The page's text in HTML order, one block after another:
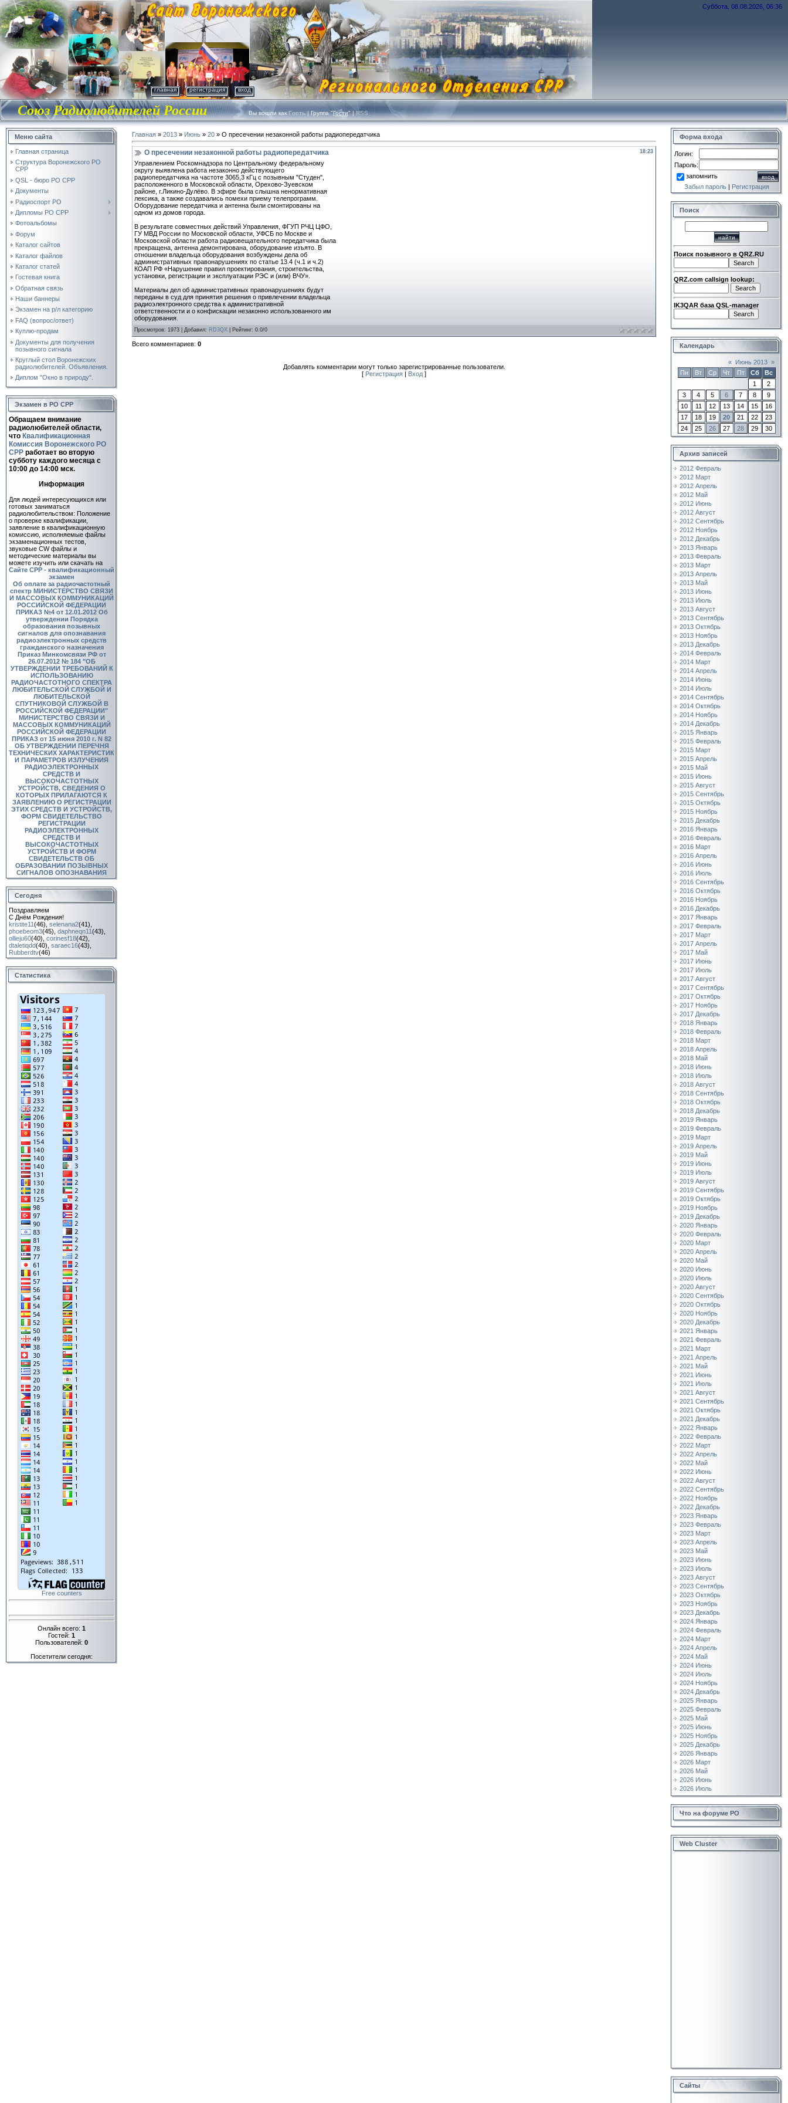
Суббота, 08.08.2026, 06:36
главная регистрация вход
Союз Радиолюбителей России Вы вошли какГость| Группа "Гости" |RSS
Меню сайта
Главная страница
Структура Воронежского РО
СРР
QSL - бюро РО СРР
Документы
Радиоспорт РО
Дипломы РО СРР
Фотоальбомы
Форум
Каталог сайтов
Каталог файлов
Каталог статей
Гостевая книга
Обратная связь
Наши баннеры
Экзамен на р/л категорию
FAQ (вопрос/ответ)
Куплю-продам
Документы для получения
позывного сигнала
Круглый стол Воронежских
радиолюбителей. Объявления.
Диплом "Окно в природу".
Экзамен в РО СРР
Обращаем внимание
радиолюбителей области,
что Квалификационная
Комиссия Воронежского РО
СРР работает во вторую
субботу каждого месяца c
10:00 до 14:00 мск.
Информация
Для людей интересующихся или
готовых заниматься
радиолюбительством: Положение
о проверке квалификации,
заявление в квалификационную
комиссию, исполняемые файлы
экзаменационных тестов,
звуковые CW файлы и
методические материалы вы
можете изучить или скачать на
Сайте СРР - квалификационный
экзамен
Об оплате за радиочастотный
спектр МИНИСТЕРСТВО СВЯЗИ
И МАССОВЫХ КОММУНИКАЦИЙ
РОССИЙСКОЙ ФЕДЕРАЦИИ
ПРИКАЗ №4 от 12.01.2012 Об
утверждении Порядка
образования позывных
сигналов для опознавания
радиоэлектронных средств
гражданского назначения
Приказ Минкомсвязи РФ от
26.07.2012 № 184 "ОБ
УТВЕРЖДЕНИИ ТРЕБОВАНИЙ К
ИСПОЛЬЗОВАНИЮ
РАДИОЧАСТОТНОГО СПЕКТРА
ЛЮБИТЕЛЬСКОЙ СЛУЖБОЙ И
ЛЮБИТЕЛЬСКОЙ
СПУТНИКОВОЙ СЛУЖБОЙ В
РОССИЙСКОЙ ФЕДЕРАЦИИ"
МИНИСТЕРСТВО СВЯЗИ И
МАССОВЫХ КОММУНИКАЦИЙ
РОССИЙСКОЙ ФЕДЕРАЦИИ
ПРИКАЗ от 15 июня 2010 г. N 82
ОБ УТВЕРЖДЕНИИ ПЕРЕЧНЯ
ТЕХНИЧЕСКИХ ХАРАКТЕРИСТИК
И ПАРАМЕТРОВ ИЗЛУЧЕНИЯ
РАДИОЭЛЕКТРОННЫХ
СРЕДСТВ И
ВЫСОКОЧАСТОТНЫХ
УСТРОЙСТВ, СВЕДЕНИЯ О
КОТОРЫХ ПРИЛАГАЮТСЯ К
ЗАЯВЛЕНИЮ О РЕГИСТРАЦИИ
ЭТИХ СРЕДСТВ И УСТРОЙСТВ,
ФОРМ СВИДЕТЕЛЬСТВО
РЕГИСТРАЦИИ
РАДИОЭЛЕКТРОННЫХ
СРЕДСТВ И
ВЫСОКОЧАСТОТНЫХ
УСТРОЙСТВ И ФОРМ
СВИДЕТЕЛЬСТВ ОБ
ОБРАЗОВАНИИ ПОЗЫВНЫХ
СИГНАЛОВ ОПОЗНАВАНИЯ
Сегодня
Поздравляем
С Днём Рождения!
kristite11(46) selenana2(41)
phoebeom3(45) daphneqn11(43)
ollieju60(40) corinesf18(42)
dtaletiqdd(40) saraec16(43)
Rubberdtv(46)
Статистика
Free counters
Онлайн всего: 1
Гостей: 1
Пользователей: 0
Посетители сегодня:
Главная » 2013 » Июнь » 20 » О пресечении незаконной работы радиопередатчика
18:23
О пресечении незаконной работы радиопередатчика
Управлением Роскомнадзора по Центральному федеральному
округу выявлена работа незаконно действующего
радиопередатчика на частоте 3065,3 кГц с позывным "Студен",
расположенного в Московской области, Орехово-Зуевском
районе, г.Ликино-Дулёво. В эфире была слышна ненормативная
лексика, а также создавались помехи приему телепрограмм.
Оборудование передатчика и антенна были смонтированы на
одном из домов города.
В результате совместных действий Управления, ФГУП РЧЦ ЦФО,
ГУ МВД России по Московской области, УФСБ по Москве и
Московской области работа радиовещательного передатчика была
прекращена, антенна демонтирована, оборудование изъято. В
отношении владельца оборудования возбуждены дела об
административных правонарушениях по статье 13.4 (ч.1 и ч.2)
КОАП РФ «Нарушение правил проектирования, строительства,
установки, регистрации и эксплуатации РЭС и (или) ВЧУ».
Материалы дел об административных правонарушениях будут
переданы в суд для принятия решения о привлечении владельца
радиоэлектронного средства к административной
ответственности и о конфискации незаконно использованного им
оборудования.
Просмотров: 1973 | Добавил: RD3QX Рейтинг: 0.0/0
Всего комментариев: 0
Добавлять комментарии могут только зарегистрированные пользователи.
[ Регистрация | Вход ]
Форма входа
Логин:
Пароль:
запомнить
Забыл пароль| Регистрация
Поиск
Поиск позывного в QRZ.RU
QRZ.com callsign lookup:
IK3QAR база QSL-manager
Календарь
« Июнь 2013 »
Пн
Вт Ср Чт Пт Сб
Вс
1
2
3
4 5 6 7 8
9
10
11 12 13 14 15
16
17
18 19 20 21 22
23
24
25 26 27 28 29 30
Архив записей
2012 Февраль
2012 Март
2012 Апрель
2012 Май
2012 Июнь
2012 Август
2012 Сентябрь
2012 Ноябрь
2012 Декабрь
2013 Январь
2013 Февраль
2013 Март
2013 Апрель
2013 Май
2013 Июнь
2013 Июль
2013 Август
2013 Сентябрь
2013 Октябрь
2013 Ноябрь
2013 Декабрь
2014 Февраль
2014 Март
2014 Апрель
2014 Июнь
2014 Июль
2014 Сентябрь
2014 Октябрь
2014 Ноябрь
2014 Декабрь
2015 Январь
2015 Февраль
2015 Март
2015 Апрель
2015 Май
2015 Июнь
2015 Август
2015 Сентябрь
2015 Октябрь
2015 Ноябрь
2015 Декабрь
2016 Январь
2016 Февраль
2016 Март
2016 Апрель
2016 Июнь
2016 Июль
2016 Сентябрь
2016 Октябрь
2016 Ноябрь
2016 Декабрь
2017 Январь
2017 Февраль
2017 Март
2017 Апрель
2017 Май
2017 Июнь
2017 Июль
2017 Август
2017 Сентябрь
2017 Октябрь
2017 Ноябрь
2017 Декабрь
2018 Январь
2018 Февраль
2018 Март
2018 Апрель
2018 Май
2018 Июнь
2018 Июль
2018 Август
2018 Сентябрь
2018 Октябрь
2018 Декабрь
2019 Январь
2019 Февраль
2019 Март
2019 Апрель
2019 Май
2019 Июнь
2019 Июль
2019 Август
2019 Сентябрь
2019 Октябрь
2019 Ноябрь
2019 Декабрь
2020 Январь
2020 Февраль
2020 Март
2020 Апрель
2020 Май
2020 Июнь
2020 Июль
2020 Август
2020 Сентябрь
2020 Октябрь
2020 Ноябрь
2020 Декабрь
2021 Январь
2021 Февраль
2021 Март
2021 Апрель
2021 Май
2021 Июнь
2021 Июль
2021 Август
2021 Сентябрь
2021 Октябрь
2021 Декабрь
2022 Январь
2022 Февраль
2022 Март
2022 Апрель
2022 Май
2022 Июнь
2022 Август
2022 Сентябрь
2022 Ноябрь
2022 Декабрь
2023 Январь
2023 Февраль
2023 Март
2023 Апрель
2023 Май
2023 Июнь
2023 Июль
2023 Август
2023 Сентябрь
2023 Октябрь
2023 Ноябрь
2023 Декабрь
2024 Январь
2024 Февраль
2024 Март
2024 Апрель
2024 Май
2024 Июнь
2024 Июль
2024 Ноябрь
2024 Декабрь
2025 Январь
2025 Февраль
2025 Май
2025 Июнь
2025 Ноябрь
2025 Декабрь
2026 Январь
2026 Март
2026 Май
2026 Июнь
2026 Июль
Что на форуме РО
Web Cluster
Сайты